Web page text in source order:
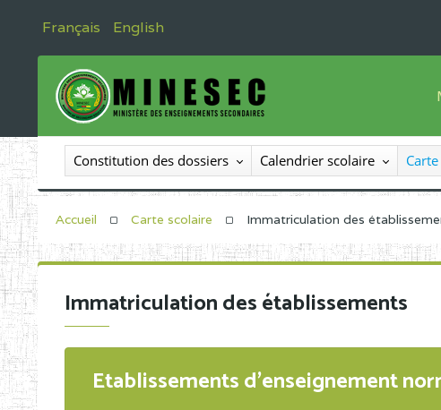
Français English
Constitution des dossiers Calendrier scolaire
Accueil Carte scolaire Immatriculation des
Immatriculation des établissements
Etablissements d'enseignement